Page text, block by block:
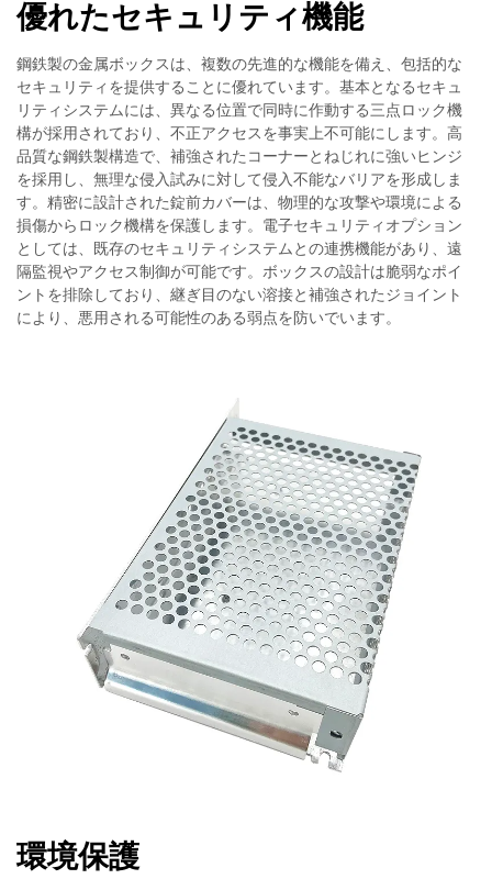
優れたセキュリティ機能
鋼鉄製の金属ボックスは、複数の先進的な機能を備え、包括的な
セキュリティを提供することに優れています。基本となるセキュ
リティシステムには、異なる位置で同時に作動する三点ロック機
構が採用されており、不正アクセスを事実上不可能にします。高
品質な鋼鉄製構造で、補強されたコーナーとねじれに強いヒンジ
を採用し、無理な侵入試みに対して侵入不能なバリアを形成しま
す。精密に設計された錠前カバーは、物理的な攻撃や環境による
損傷からロック機構を保護します。電子セキュリティオプション
としては、既存のセキュリティシステムとの連携機能があり、遠
隔監視やアクセス制御が可能です。ボックスの設計は脆弱なポイ
ントを排除しており、継ぎ目のない溶接と補強されたジョイント
により、悪用される可能性のある弱点を防いでいます。
環境保護